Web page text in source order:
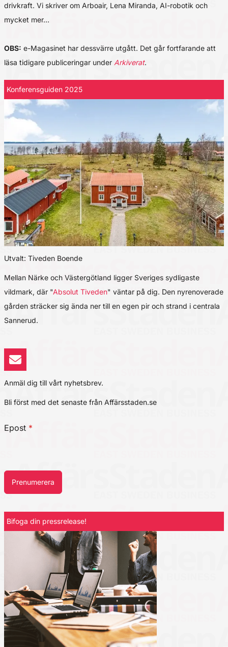
drivkraft. Vi skriver om Arboair, Lena Miranda, AI-robotik och
mycket mer…
OBS: e-Magasinet har dessvärre utgått. Det går fortfarande att
läsa tidigare publiceringar under Arkiverat.
Konferensguiden 2025
Utvalt: Tiveden Boende
Mellan Närke och Västergötland ligger Sveriges sydligaste
vildmark, där "Absolut Tiveden" väntar på dig. Den nyrenoverade
gården sträcker sig ända ner till en egen pir och strand i centrala
Sannerud.
Anmäl dig till vårt nyhetsbrev.
Bli först med det senaste från Affärsstaden.se
Epost *
Prenumerera
Bifoga din pressrelease!